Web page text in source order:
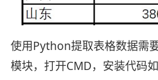
使用Python提取表格数据需
模块，打开CMD，安装代码如